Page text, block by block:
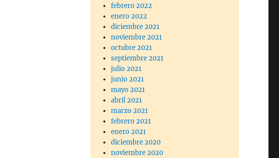
febrero 2022
enero 2022
diciembre 2021
noviembre 2021
octubre 2021
septiembre 2021
julio 2021
junio 2021
mayo 2021
abril 2021
marzo 2021
febrero 2021
enero 2021
diciembre 2020
noviembre 2020